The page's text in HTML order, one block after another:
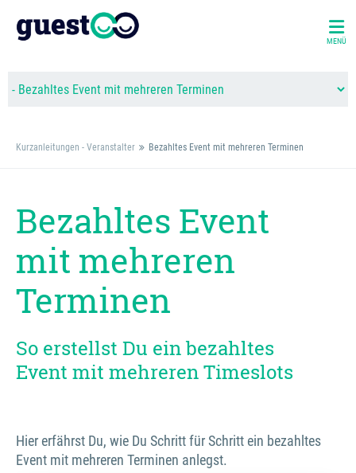
MENÜ
Kurzanleitungen - Veranstalter Bezahltes Event mit mehreren Terminen
Bezahltes Event
mit mehreren
Terminen
So erstellst Du ein bezahltes
Event mit mehreren Timeslots
Hier erfährst Du, wie Du Schritt für Schritt ein bezahltes
Event mit mehreren Terminen anlegst.